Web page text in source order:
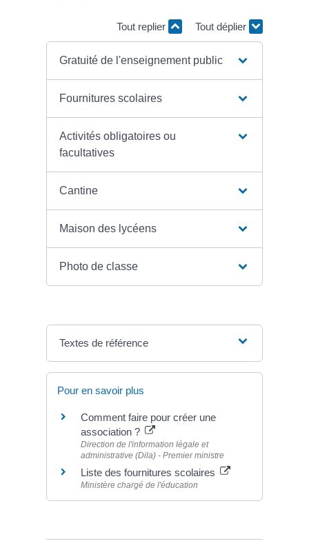
Tout replier Tout déplier
Gratuité de l'enseignement public
Fournitures scolaires
Activités obligatoires ou
facultatives
Cantine
Maison des lycéens
Photo de classe
Textes de référence
Pour en savoir plus
Comment faire pour créer une
association ?
Direction de l'information légale et
administrative (Dila) - Premier ministre
Liste des fournitures scolaires
Ministère chargé de l'éducation